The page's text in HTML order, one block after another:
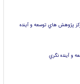
دومين جلسه كارگروه پژوهشي ستاد بودجه ۱۴۰۱ مركز پژوهش هاي توسعه و آينده
و آينده نگري